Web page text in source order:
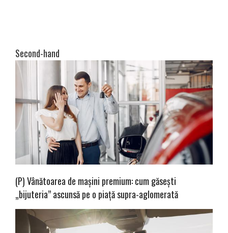
Second-hand
(P) Vânătoarea de mașini premium: cum găsești
„bijuteria” ascunsă pe o piață supra-aglomerată